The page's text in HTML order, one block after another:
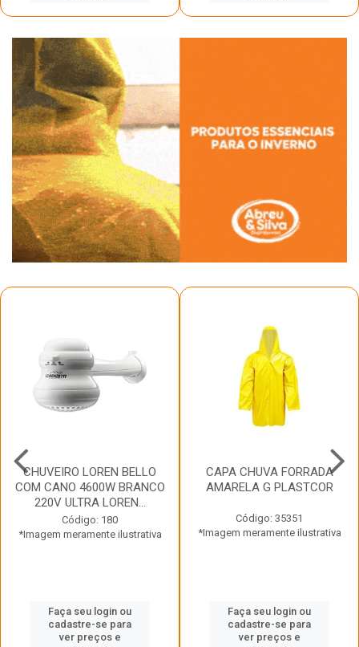
CHUVEIRO LOREN BELLO
COM CANO 4600W BRANCO
220V ULTRA LOREN...
Código: 180
*Imagem meramente ilustrativa
Faça seu login ou
cadastre-se para
ver preços e
CAPA CHUVA FORRADA
AMARELA G PLASTCOR
Código: 35351
*Imagem meramente ilustrativa
Faça seu login ou
cadastre-se para
ver preços e